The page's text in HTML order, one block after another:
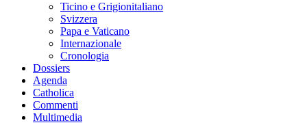
Ticino e Grigionitaliano
Svizzera
Papa e Vaticano
Internazionale
Cronologia
Dossiers
Agenda
Catholica
Commenti
Multimedia